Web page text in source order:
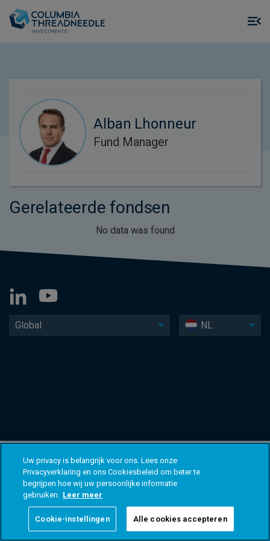
Alban Lhonneur
Fund Manager
Gerelateerde fondsen
No data was found
Global NL
Uw privacy is belangrijk voor ons. Lees onze
Privacyverklaring en ons Cookiesbeleid om beter te
begrijpen hoe wij uw persoonlijke informatie
gebruiken. Leer meer
Cookie-instellingen Alle cookies accepteren